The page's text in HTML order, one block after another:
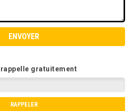
rappelle gratuitement